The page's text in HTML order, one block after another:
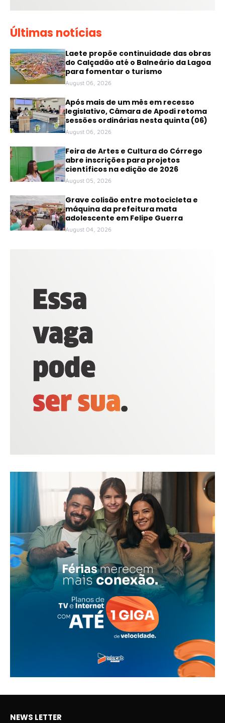
Últimas notícias
Laete propõe continuidade das obras
do Calçadão até o Balneário da Lagoa
para fomentar o turismo
August 06, 2026
Após mais de um mês em recesso
legislativo, Câmara de Apodi retoma
sessões ordinárias nesta quinta (06)
August 06, 2026
Feira de Artes e Cultura do Córrego
abre inscrições para projetos
científicos na edição de 2026
August 05, 2026
Grave colisão entre motocicleta e
máquina da prefeitura mata
adolescente em Felipe Guerra
August 04, 2026
NEWS LETTER